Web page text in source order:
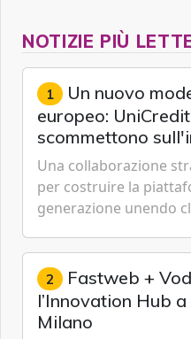
NOTIZIE PIÙ
1 Un nuovo
europeo:
scommettono
tecnologica
Una collaborazione
per costruire la
generazione unendo
2 Fastweb +
l’Innovation Hub
Milano